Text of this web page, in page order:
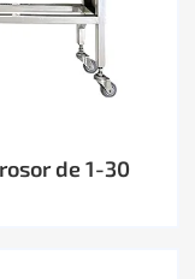
de 1-30